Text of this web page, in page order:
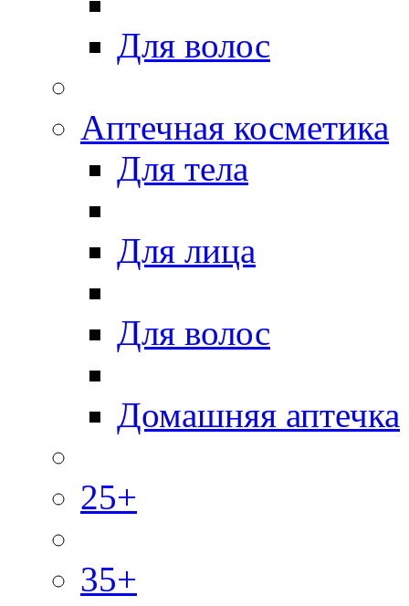
Для волос
Аптечная косметика
Для тела
Для лица
Для волос
Домашняя аптечка
25+
35+